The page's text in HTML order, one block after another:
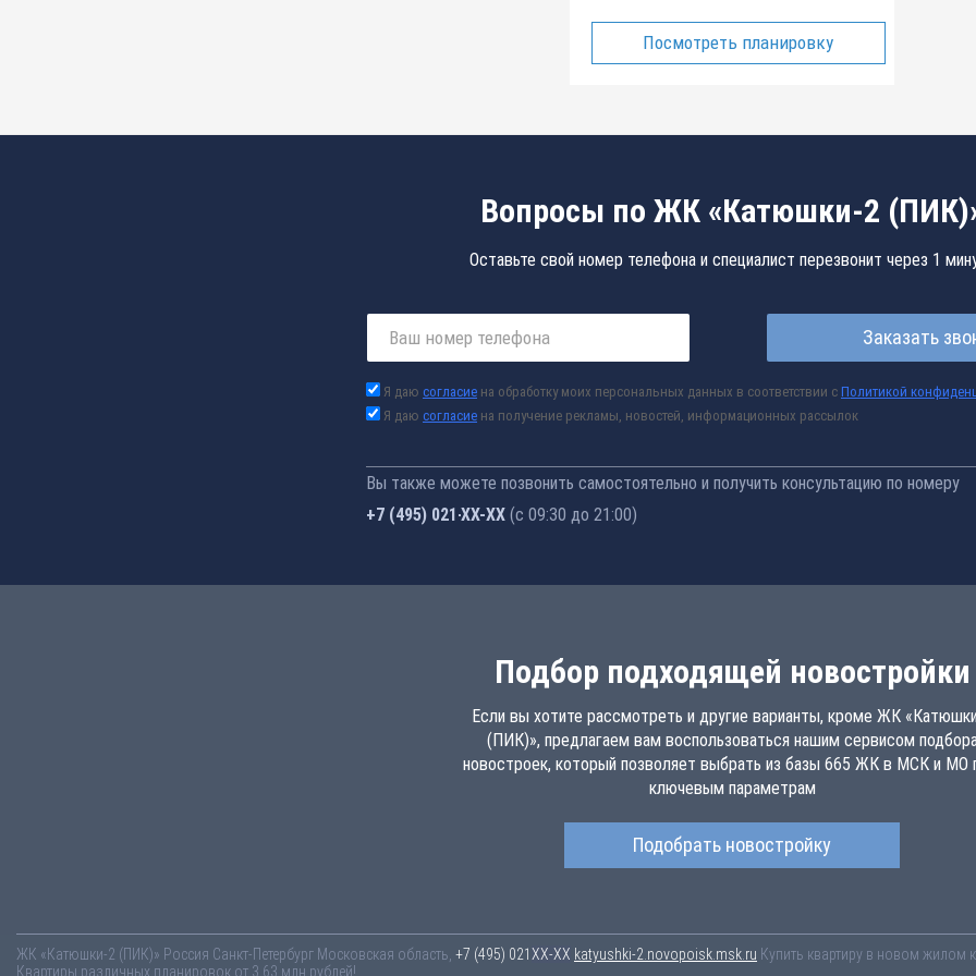
Посмотреть планировку
Вопросы по ЖК «Катюшки-2
Оставьте свой номер телефона и специалист перезвонит через 1
Заказать
Я даю согласие на обработку моих персональных данных в соответствии с Политикой
Я даю согласие на получение рекламы, новостей, информационных рассылок
Вы также можете позвонить самостоятельно и получить консультацию по номеру
+7 (495) 021-41-76 (с 09:30 до 21:00)
Подбор подходящей новостройки
Если вы хотите рассмотреть и другие варианты, кроме ЖК
(ПИК)», предлагаем вам воспользоваться нашим сервисом
новостроек, который позволяет выбрать из базы 665 ЖК в МСК и МО
ключевым параметрам
Подобрать новостройку
ЖК «Катюшки-2 (ПИК)» Россия Санкт-Петербург Московская область, +7 (495) 021-41-76 katyushki-2.novopoisk.msk.ru Купить квартиру в новом жилом
Квартиры различных планировок от 3.63 млн рублей!